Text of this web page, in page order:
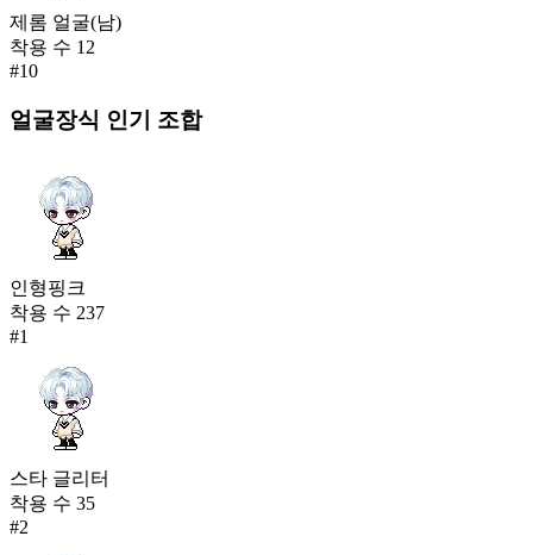
제롬 얼굴(남)
착용 수 12
#10
얼굴장식 인기 조합
인형핑크
착용 수 237
#1
스타 글리터
착용 수 35
#2